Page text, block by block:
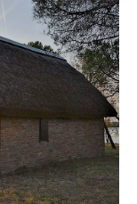
significative
nelle terre di